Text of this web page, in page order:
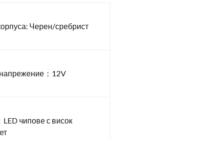
Черен/сребрист
：12V
LED чипове с висок